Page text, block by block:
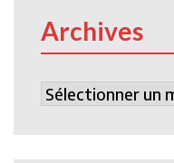
Archives
Archives